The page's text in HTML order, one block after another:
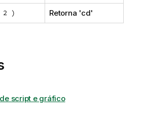
2 ) Retorna 'cd'
script e gráfico